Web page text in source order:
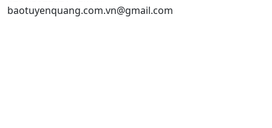
baotuyenquang.com.vn@gmail.com